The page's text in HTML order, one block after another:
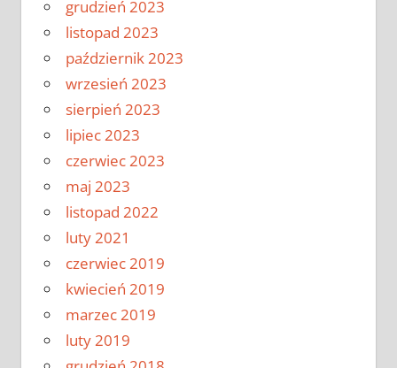
grudzień 2023
listopad 2023
październik 2023
wrzesień 2023
sierpień 2023
lipiec 2023
czerwiec 2023
maj 2023
listopad 2022
luty 2021
czerwiec 2019
kwiecień 2019
marzec 2019
luty 2019